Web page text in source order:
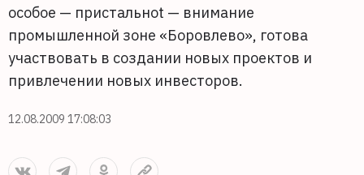
особое — пристальноt — внимание
промышленной зоне «Боровлево», готова
участвовать в создании новых проектов и
привлечении новых инвесторов.
12.08.2009 17:08:03